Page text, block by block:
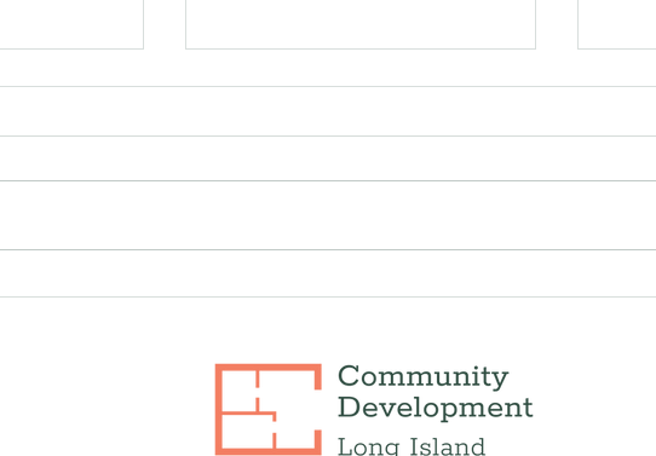
cómo CDLI puede ayudar